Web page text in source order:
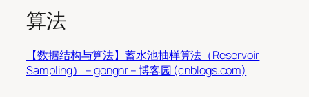
算法
【数据结构与算法】蓄水池抽样算法（Reservoir
Sampling） – gonghr – 博客园 (cnblogs.com)